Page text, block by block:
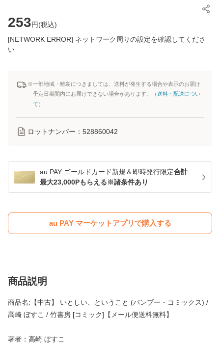
253円(税込)
[NETWORK ERROR] ネットワーク周りの設定を確認してくださ
い
※一部地域・離島につきましては、送料が発生する場合や表示のお届け
予定日期間内にお届けできない場合があります。（送料・配送につい
て ）
ロットナンバー： 528860042
au PAY ゴールドカード新規＆即時発行限定合計
最大23,000Pもらえる※諸条件あり
au PAY マーケットアプリで購入する
商品説明
商品名:【中古】 いとしい、ということ (バンブー・コミックス) /
高崎 ぼすこ / 竹書房 [コミック]【メール便送料無料】
著者：高崎 ぼすこ